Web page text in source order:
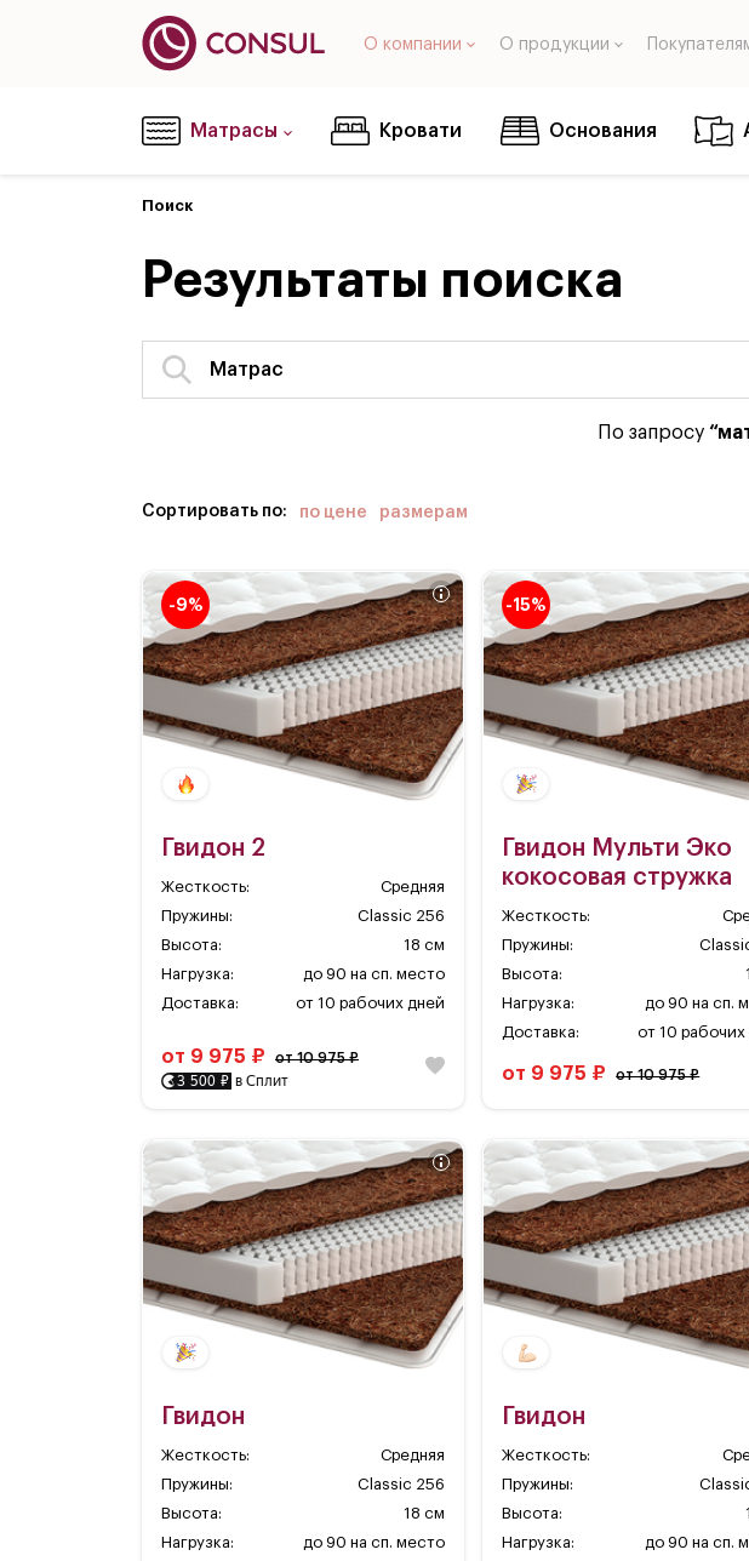
О компании О продукции
Матрасы Кровати Основания
Поиск
Результаты поиска
По запросу
Сортировать по: по цене размерам
-9%
Гвидон 2
Жесткость:
Средняя
Пружины:
Classic 256
Высота:
18 см
Нагрузка:
до 90 на сп. место
Доставка:
от 10 рабочих дней
от 9 975 ₽ от 10 975 ₽
3 500 ₽ в Сплит
-15%
Гвидон Мульти Эко
кокосовая стружка
Жесткость:
Пружины:
Высота:
Нагрузка:
до 90 на сп.
Доставка:
от 10 рабочих
от 9 975 ₽ от 10 975 ₽
Гвидон
Жесткость:
Средняя
Пружины:
Classic 256
Высота:
18 см
Нагрузка:
до 90 на сп. место
Гвидон
Жесткость:
Пружины:
Высота:
Нагрузка:
до 90 на сп.